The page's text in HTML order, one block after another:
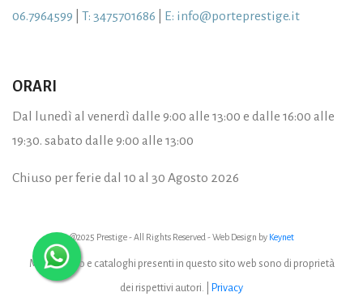
06.7964599
T: 3475701686 E: info@porteprestige.it
ORARI
Dal lunedì al venerdì dalle 9:00 alle 13:00 e dalle 16:00 alle
19:30. sabato dalle 9:00 alle 13:00
Chiuso per ferie dal 10 al 30 Agosto 2026
@2025 Prestige - All Rights Reserved - Web Design by Keynet
Marchi, foto e cataloghi presenti in questo sito web sono di proprietà
dei rispettivi autori. | Privacy